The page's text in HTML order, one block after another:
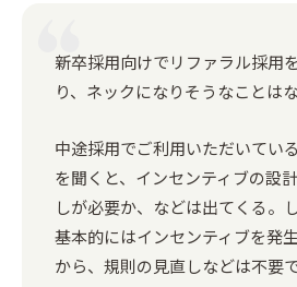
新卒採用向けでリファラル採用
り、ネックになりそうなことはな
中途採用でご利用いただいてい
を聞くと、インセンティブの設
しが必要か、などは出てくる。
基本的にはインセンティブを発
から、規則の見直しなどは不要